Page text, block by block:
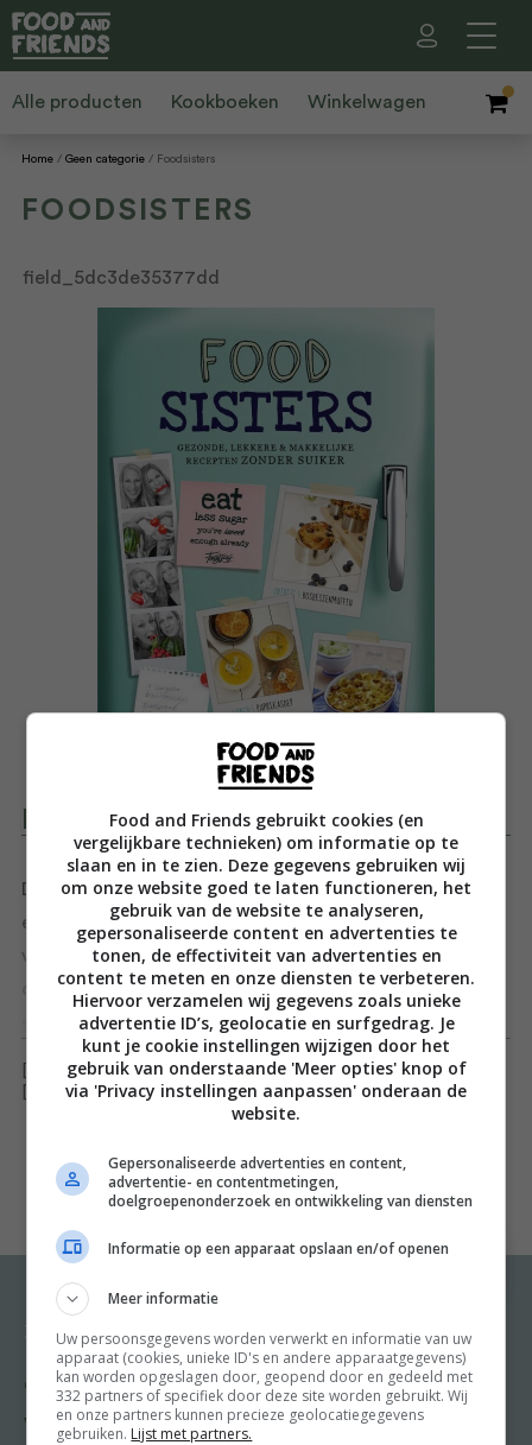
Alle producten Kookboeken Winkelwagen
Home Geen categorie Foodsisters
FOODSISTERS
field_5dc3de35377dd
Productomschrijving
Dat pondje extra komt niet altijd doordat je te veel
eet, maar door het kiezen van de verkeerde
voedingsmiddelen. Suiker bijvoorbeeld, dat zit stiekem
overal in. Het is dus best nog lastig om een gezonde,
smakelijke en simpele maaltijd op tafel te zetten.
Foodsisters Janneke en Amande zijn twee zussen met
een passie voor gezonde voeding. Hun missie is: een
gezond gewicht voor iedereen haalbaar maken, ook als
je een drukke baan of een gezin hebt. In dit boek vind je
van tijd op tafel staan en bij iedereen in de smaak
zullen vallen. De handige weekmenu’s zijn goed vol te
houden, ook als je een onverbeterlijke zoetekauw bent.
Toon meer
[ywfbt_form product_id="34629"]
[recently_viewed_products]
Recepten
Gangen
Voorgerecht
Meer van Food and
Friends
Shop
Food and Friends gebruikt cookies (en
vergelijkbare technieken) om informatie op te
slaan en in te zien. Deze gegevens gebruiken wij
om onze website goed te laten functioneren, het
gebruik van de website te analyseren,
gepersonaliseerde content en advertenties te
tonen, de effectiviteit van advertenties en
content te meten en onze diensten te verbeteren.
Hiervoor verzamelen wij gegevens zoals unieke
advertentie ID’s, geolocatie en surfgedrag. Je
kunt je cookie instellingen wijzigen door het
gebruik van onderstaande 'Meer opties' knop of
via 'Privacy instellingen aanpassen' onderaan de
website.
Gepersonaliseerde advertenties en content,
advertentie- en contentmetingen,
doelgroepenonderzoek en ontwikkeling van diensten
Informatie op een apparaat opslaan en/of openen
Meer informatie
Uw persoonsgegevens worden verwerkt en informatie van uw
apparaat (cookies, unieke ID's en andere apparaatgegevens)
kan worden opgeslagen door, geopend door en gedeeld met
332 partners of specifiek door deze site worden gebruikt. Wij
en onze partners kunnen precieze geolocatiegegevens
gebruiken. Lijst met partners.